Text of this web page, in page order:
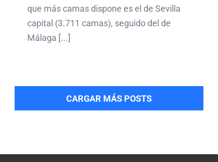
que más camas dispone es el de Sevilla
capital (3.711 camas), seguido del de
Málaga [...]
CARGAR MÁS POSTS